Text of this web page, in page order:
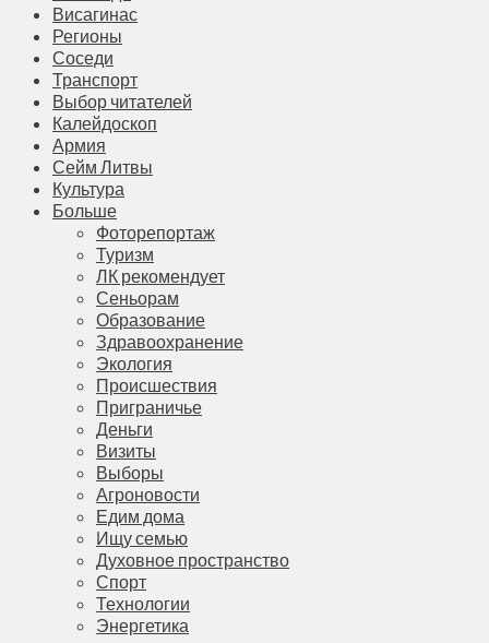
Висагинас
Регионы
Соседи
Транспорт
Выбор читателей
Калейдоскоп
Армия
Сейм Литвы
Культура
Больше
Фоторепортаж
Туризм
ЛК рекомендует
Сеньорам
Образование
Здравоохранение
Экология
Происшествия
Приграничье
Деньги
Визиты
Выборы
Агроновости
Едим дома
Ищу семью
Духовное пространство
Спорт
Технологии
Энергетика